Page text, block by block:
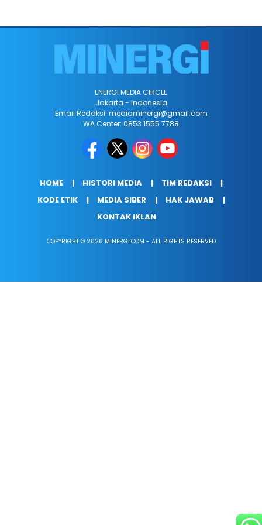
ENERGI MEDIA CIRCLE
Jakarta - Indonesia
Email Redaksi: mediaminergi@gmail.com
WA Center: 0853 1555 7788
HOME HISTORI MEDIA
TIM REDAKSI
KODE ETIK
MEDIA SIBER
HAK JAWAB
KONTAK IKLAN
COPYRIGHT © 2026 MINERGI.COM - ALL RIGHTS RESERVED